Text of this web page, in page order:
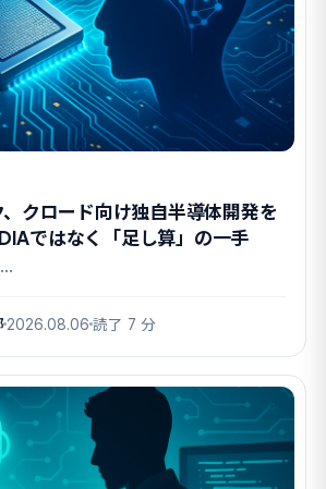
クロード向け独自半導体開発を
ではなく「足し算」の一手
2026.08.06 読了 7 分